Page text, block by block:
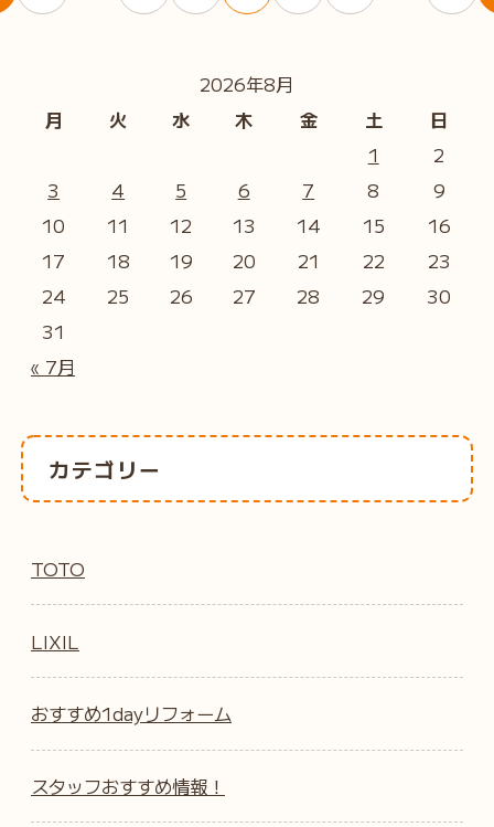
2026年8月
月
火 水 木 金 土 日
« 7月
1
2
3
4 5 6 7 8
9
10
11 12 13 14 15
16
17
18 19 20 21 22
23
24
25 26 27 28 29
30
31
カテゴリー
TOTO
LIXIL
おすすめ1dayリフォーム
スタッフおすすめ情報！